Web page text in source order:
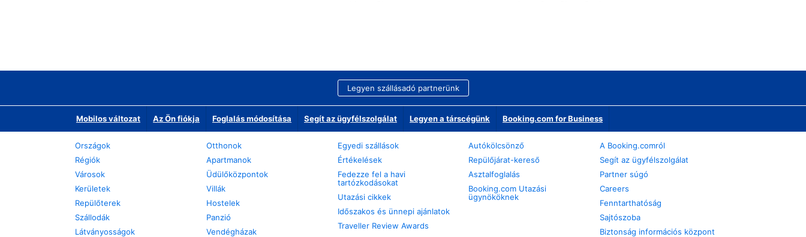
Legyen szállásadó partnerünk
Mobilos változat Az Ön fiókja Foglalás módosítása Segít az ügyfélszolgálat Legyen a társcégünk Booking.com for Business
Országok
Régiók
Városok
Kerületek
Repülőterek
Szállodák
Látványosságok
Otthonok
Apartmanok
Üdülőközpontok
Villák
Hostelek
Panzió
Vendégházak
Egyedi szállások
Értékelések
Fedezze fel a havi
tartózkodásokat
Utazási cikkek
Időszakos és ünnepi ajánlatok
Traveller Review Awards
Autókölcsönző
Repülőjárat-kereső
Asztalfoglalás
Booking.com Utazási
ügynököknek
A Booking.comról
Segít az ügyfélszolgálat
Partner súgó
Careers
Fenntarthatóság
Sajtószoba
Biztonság információs központ